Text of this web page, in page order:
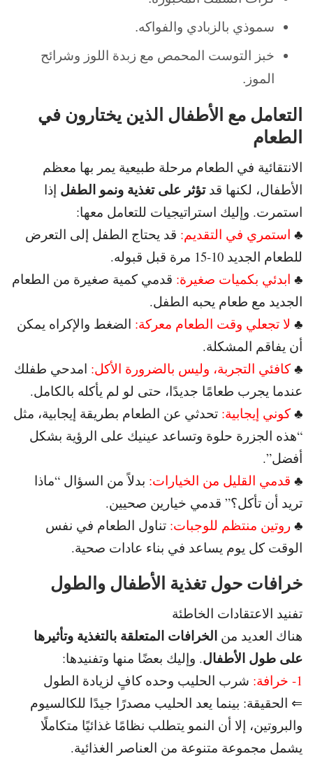
سموذي بالزبادي والفواكه.
خبز التوست المحمص مع زبدة اللوز وشرائح
الموز.
التعامل مع الأطفال الذين يختارون في
الطعام
الانتقائية في الطعام مرحلة طبيعية يمر بها معظم
الأطفال، لكنها قدتؤثر على تغذية ونمو الطفل إذا
استمرت. وإليك استراتيجيات للتعامل معها:
♣ استمري في التقديم: قد يحتاج الطفل إلى التعرض
للطعام الجديد 10-15 مرة قبل قبوله.
♣ ابدئي بكميات صغيرة: قدمي كمية صغيرة من الطعام
الجديد مع طعام يحبه الطفل.
♣ لا تجعلي وقت الطعام معركة: الضغط والإكراه يمكن
أن يفاقم المشكلة.
♣ كافئي التجربة، وليس بالضرورة الأكل: امدحي طفلك
عندما يجرب طعامًا جديدًا، حتى لو لم يأكله بالكامل.
♣ كوني إيجابية: تحدثي عن الطعام بطريقة إيجابية، مثل
“هذه الجزرة حلوة وتساعد عينيك على الرؤية بشكل
أفضل”.
♣ قدمي القليل من الخيارات: بدلاً من السؤال “ماذا
تريد أن تأكل؟” قدمي خيارين صحيين.
♣ روتين منتظم للوجبات: تناول الطعام في نفس
الوقت كل يوم يساعد في بناء عادات صحية.
خرافات حول تغذية الأطفال والطول
تفنيد الاعتقادات الخاطئة
هناك العديد من الخرافات المتعلقة بالتغذية وتأثيرها
على طول الأطفال. وإليك بعضًا منها وتفنيدها:
1- خرافة:
شرب الحليب وحده كافٍ لزيادة الطول
⇐ الحقيقة: بينما يعد الحليب مصدرًا جيدًا للكالسيوم
والبروتين، إلا أن النمو يتطلب نظامًا غذائيًا متكاملًا
يشمل مجموعة متنوعة من العناصر الغذائية.